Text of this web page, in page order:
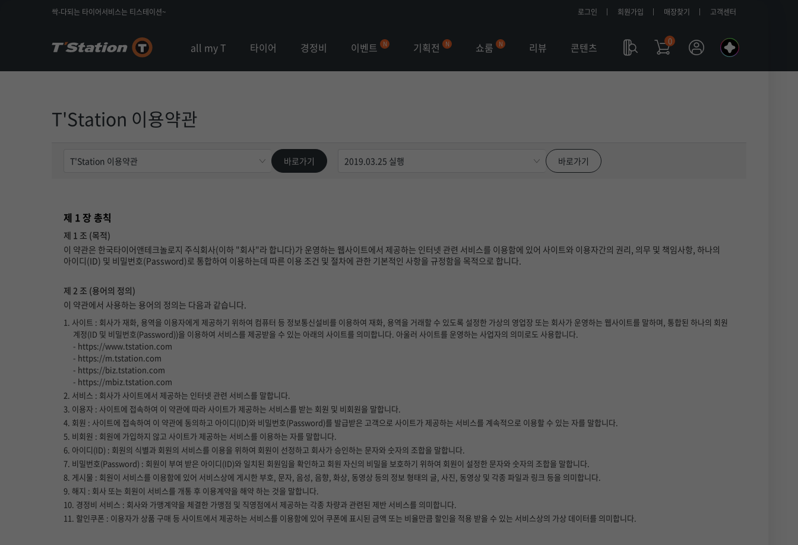
싹-다되는 타이어서비스는 티스테이션~ 로그인 회원가입 매장찾기 고객센터
all my T 타이어 경정비 이벤트 기획전 쇼룸 리뷰 콘텐츠 0
나
T'Station 이용약관
바로가기 바로가기
제 1 장 총칙
제 1 조 (목적)
이 약관은 한국타이어앤테크놀로지 주식회사(이하 "회사"라 합니다)가 운영하는 웹사이트에서 제공하는 인터넷 관련 서비스를 이용함에 있어 사이트와 이용자간의 권리, 의무 및 책임사항, 하나의
아이디(ID) 및 비밀번호(Password)로 통합하여 이용하는데 따른 이용 조건 및 절차에 관한 기본적인 사항을 규정함을 목적으로 합니다.
제 2 조 (용어의 정의)
이 약관에서 사용하는 용어의 정의는 다음과 같습니다.
1. 사이트 : 회사가 재화, 용역을 이용자에게 제공하기 위하여 컴퓨터 등 정보통신설비를 이용하여 재화, 용역을 거래할 수 있도록 설정한 가상의 영업장 또는 회사가 운영하는 웹사이트를 말하며, 통합된 하나의 회원
계정(ID 및 비밀번호(Password))을 이용하여 서비스를 제공받을 수 있는 아래의 사이트를 의미합니다. 아울러 사이트를 운영하는 사업자의 의미로도 사용합니다.
- https://www.tstation.com
- https://m.tstation.com
- https://biz.tstation.com
- https://mbiz.tstation.com
2. 서비스 : 회사가 사이트에서 제공하는 인터넷 관련 서비스를 말합니다.
3. 이용자 : 사이트에 접속하여 이 약관에 따라 사이트가 제공하는 서비스를 받는 회원 및 비회원을 말합니다.
4. 회원 : 사이트에 접속하여 이 약관에 동의하고 아이디(ID)와 비밀번호(Password)를 발급받은 고객으로 사이트가 제공하는 서비스를 계속적으로 이용할 수 있는 자를 말합니다.
5. 비회원 : 회원에 가입하지 않고 사이트가 제공하는 서비스를 이용하는 자를 말합니다.
6. 아이디(ID) : 회원의 식별과 회원의 서비스를 이용을 위하여 회원이 선정하고 회사가 승인하는 문자와 숫자의 조합을 말합니다.
7. 비밀번호(Password) : 회원이 부여 받은 아이디(ID)와 일치된 회원임을 확인하고 회원 자신의 비밀을 보호하기 위하여 회원이 설정한 문자와 숫자의 조합을 말합니다.
8. 게시물 : 회원이 서비스를 이용함에 있어 서비스상에 게시한 부호, 문자, 음성, 음향, 화상, 동영상 등의 정보 형태의 글, 사진, 동영상 및 각종 파일과 링크 등을 의미합니다.
9. 해지 : 회사 또는 회원이 서비스를 개통 후 이용계약을 해약 하는 것을 말합니다.
10. 경정비 서비스 : 회사와 가맹계약을 체결한 가맹점 및 직영점에서 제공하는 각종 차량과 관련된 제반 서비스를 의미합니다.
11. 할인쿠폰 : 이용자가 상품 구매 등 사이트에서 제공하는 서비스를 이용함에 있어 쿠폰에 표시된 금액 또는 비율만큼 할인을 적용 받을 수 있는 서비스상의 가상 데이터를 의미합니다.